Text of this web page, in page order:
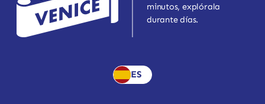
minutos, explórala
durante días.
ES